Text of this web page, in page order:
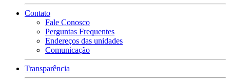
Contato
Fale Conosco
Perguntas Frequentes
Endereços das unidades
Comunicação
Transparência